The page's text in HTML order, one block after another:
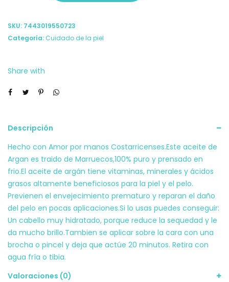
30
Natura
SKU: 7443019550723
Categoría: Cuidado de la piel
Share with
Descripción
Hecho con Amor por manos Costarricenses.Este aceite de
Argan es traido de Marruecos,100% puro y prensado en
frio.El aceite de argán tiene vitaminas, minerales y ácidos
grasos altamente beneficiosos para la piel y el pelo.
Previenen el envejecimiento prematuro y reparan el daño
del pelo en pocas aplicaciones.Si lo usas puedes conseguir:
Un cabello muy hidratado, porque reduce la sequedad y le
da mucho brillo.Tambien se aplicar sobre la cara con una
brocha o pincel y deja que actúe 20 minutos. Retira con
agua fría o tibia.
Valoraciones (0)